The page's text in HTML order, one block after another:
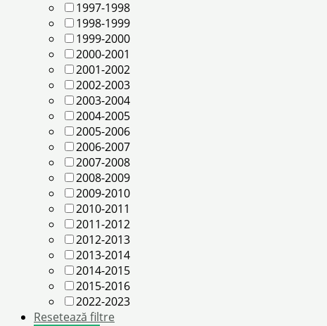
1997-1998
1998-1999
1999-2000
2000-2001
2001-2002
2002-2003
2003-2004
2004-2005
2005-2006
2006-2007
2007-2008
2008-2009
2009-2010
2010-2011
2011-2012
2012-2013
2013-2014
2014-2015
2015-2016
2022-2023
Resetează filtre